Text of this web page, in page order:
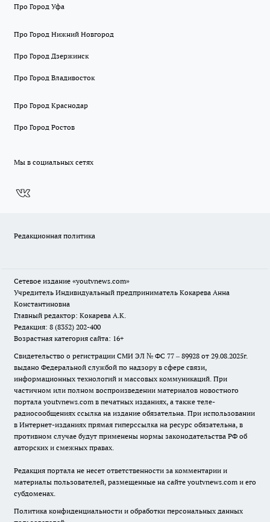
Про Город Уфа
Про Город Нижний Новгород
Про Город Дзержинск
Про Город Владивосток
Про Город Краснодар
Про Город Ростов
Мы в социальных сетях
Редакционная политика
Сетевое издание «youtvnews.com»
Учредитель Индивидуальный предприниматель Кокарева Анна
Константиновна
Главный редактор: Кокарева А.К.
Редакция: 8 (8352) 202-400
Возрастная категория сайта: 16+
Свидетельство о регистрации СМИ ЭЛ № ФС 77 – 89928 от 29.08.2025г.
выдано Федеральной службой по надзору в сфере связи,
информационных технологий и массовых коммуникаций. При
частичном или полном воспроизведении материалов новостного
портала youtvnews.com в печатных изданиях, а также теле-
радиосообщениях ссылка на издание обязательна. При использовании
в Интернет-изданиях прямая гиперссылка на ресурс обязательна, в
противном случае будут применены нормы законодательства РФ об
авторских и смежных правах.
Редакция портала не несет ответственности за комментарии и
материалы пользователей, размещенные на сайте youtvnews.com и его
субдоменах.
Политика конфиденциальности и обработки персональных данных